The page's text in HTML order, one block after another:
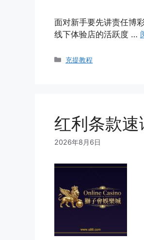
面对新手要先讲责任博
线下体验店的活跃度 …
Categories
充提教程
红利条款速
2026年8月6日